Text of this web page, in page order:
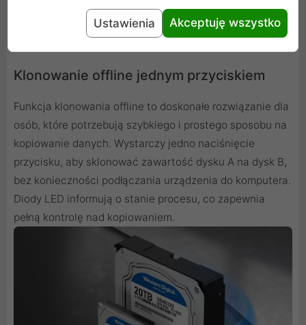
Klonowanie offline jednym przyciskiem
Funkcja klonowania offline to doskonałe rozwiązanie dla
osób, które potrzebują szybkiego i prostego sposobu na
kopiowanie danych. Wystarczy jedno naciśnięcie
przycisku, aby sklonować zawartość dysku A na dysk B,
bez konieczności podłączania urządzenia do komputera.
Diody LED informują o stanie procesu, co zapewnia
pełną kontrolę nad kopiowaniem.
Ustawienia Akceptuję wszystko